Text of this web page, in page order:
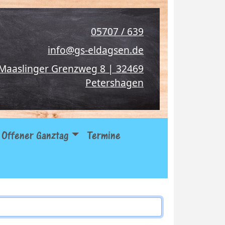
05707 / 639
info@gs-eldagsen.de
Grenzweg 8 | 32469
Petershagen
Offener Ganztag
Termine